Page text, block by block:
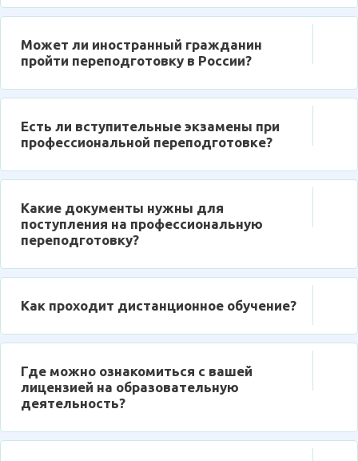
Может ли иностранный гражданин
пройти переподготовку в России?
Есть ли вступительные экзамены при
профессиональной переподготовке?
Какие документы нужны для
поступления на профессиональную
переподготовку?
Как проходит дистанционное обучение?
Где можно ознакомиться с вашей
лицензией на образовательную
деятельность?